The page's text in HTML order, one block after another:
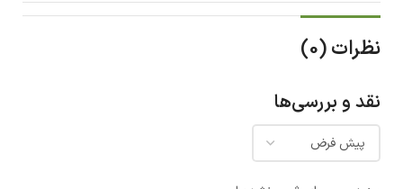
نظرات (0)
نقد و بررسی‌ها